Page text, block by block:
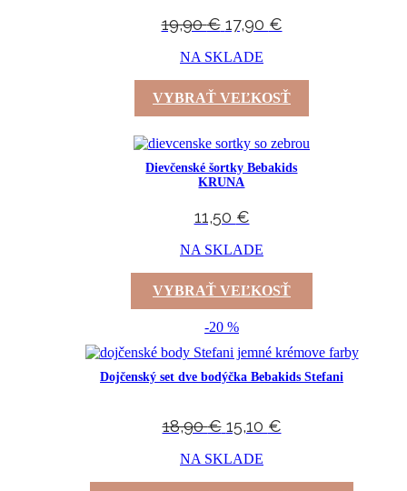
19,90€ 17,90 €
NA SKLADE
VYBRAŤ VEĽKOSŤ
Dievčenské šortky Bebakids
KRUNA
11,50 €
NA SKLADE
VYBRAŤ VEĽKOSŤ
-20 %
Dojčenský set dve bodýčka Bebakids Stefani
18,90€ 15,10 €
NA SKLADE